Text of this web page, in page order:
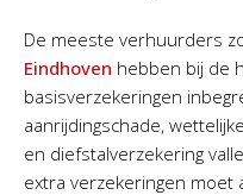
De meeste verhuurders
Eindhoven hebben bij de
basisverzekeringen
aanrijdingschade,
en diefstalverzekering
extra verzekeringen moet